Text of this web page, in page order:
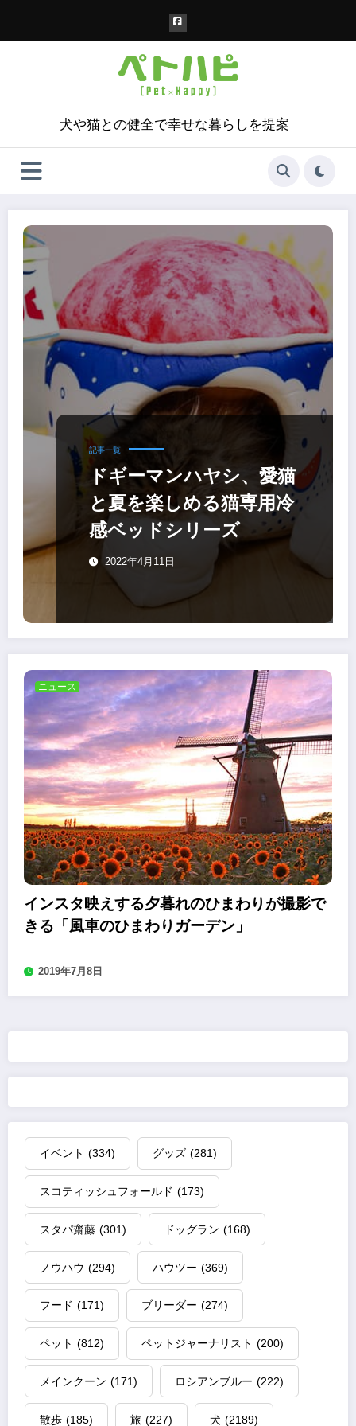
犬や猫との健全で幸せな暮らしを提案
記事一覧
ドギーマンハヤシ、愛猫
と夏を楽しめる猫専用冷
感ベッドシリーズ
2022年4月11日
ニュース
インスタ映えする夕暮れのひまわりが撮影で
きる「風車のひまわりガーデン」
2019年7月8日
イベント (334) グッズ (281)
スコティッシュフォールド (173)
スタパ齋藤 (301) ドッグラン (168)
ノウハウ (294) ハウツー (369)
フード (171) ブリーダー (274)
ペット (812) ペットジャーナリスト (200)
メインクーン (171) ロシアンブルー (222)
散歩 (185) 旅 (227) 犬 (2189)